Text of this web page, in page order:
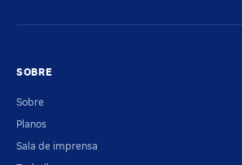
SOBRE
Sobre
Planos
Sala de imprensa